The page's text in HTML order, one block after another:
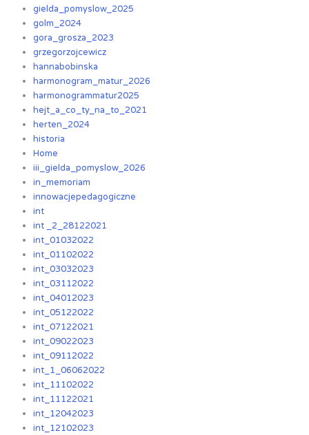
gielda_pomyslow_2025
golm_2024
gora_grosza_2023
grzegorzojcewicz
hannabobinska
harmonogram_matur_2026
harmonogrammatur2025
hejt_a_co_ty_na_to_2021
herten_2024
historia
Home
iii_gielda_pomyslow_2026
in_memoriam
innowacjepedagogiczne
int
int _2_28122021
int_01032022
int_01102022
int_03032023
int_03112022
int_04012023
int_05122022
int_07122021
int_09022023
int_09112022
int_1_06062022
int_11102022
int_11122021
int_12042023
int_12102023